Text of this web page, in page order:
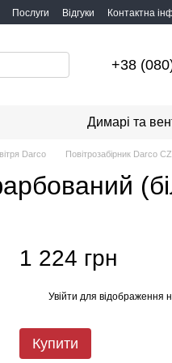
Послуги Відгуки Контактна
+38
Димарі та
Darco Повітрозабірник Darco
1 224 грн
Увійти для відображення
Купити